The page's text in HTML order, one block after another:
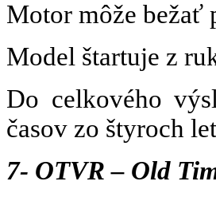
Motor môže bežať
Model štartuje z
Do celkového
časov zo štyroch
7- OTVR – Old